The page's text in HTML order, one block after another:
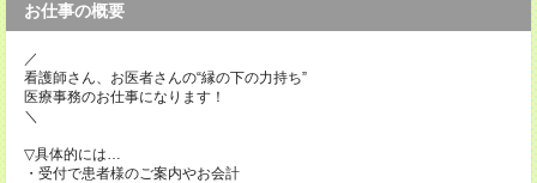
お仕事の概要
／
看護師さん、お医者さんの“縁の下の力持ち”
医療事務のお仕事になります！
＼
▽具体的には…
・受付で患者様のご案内やお会計